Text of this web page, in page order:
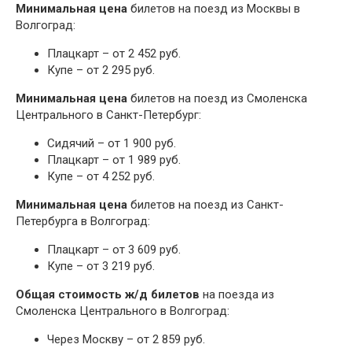
Минимальная цена билетов на поезд из Москвы в
Волгоград:
Плацкарт – от 2 452 руб.
Купе – от 2 295 руб.
Минимальная цена билетов на поезд из Смоленска
Центрального в Санкт-Петербург:
Сидячий – от 1 900 руб.
Плацкарт – от 1 989 руб.
Купе – от 4 252 руб.
Минимальная цена билетов на поезд из Санкт-
Петербурга в Волгоград:
Плацкарт – от 3 609 руб.
Купе – от 3 219 руб.
Общая стоимость ж/д билетов на поезда из
Смоленска Центрального в Волгоград:
Через Москву – от 2 859 руб.